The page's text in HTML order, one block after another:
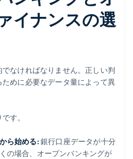
イナンスの選
なければなりません。正しい判
めに必要なデータ量によって異
す。
ら始める: 銀行口座データが十分
の場合、オープンバンキングが